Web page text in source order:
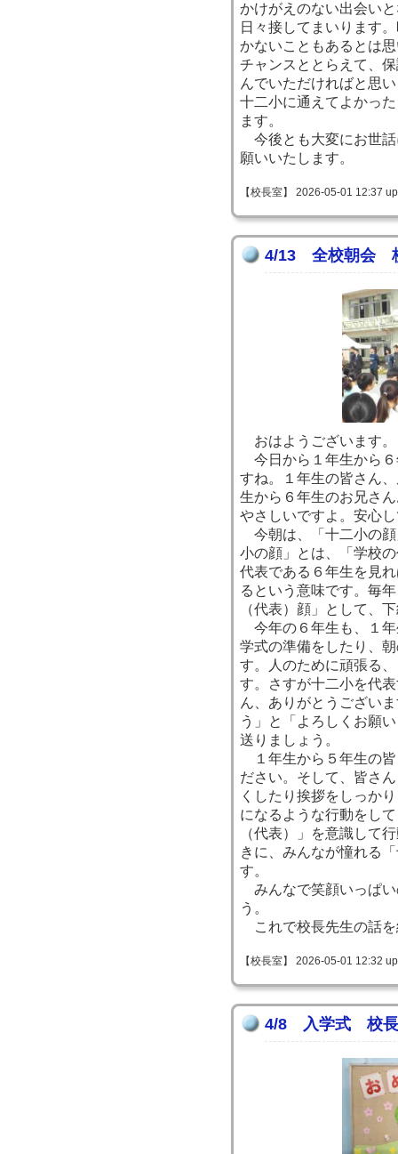
かけがえのない出会い
日々接してまいります
かないこともあるとは
チャンスととらえて、
んでいただければと思
十二小に通えてよかっ
ます。
今後とも大変にお世話
願いいたします。
【校長室】 2026-05-01 12:37
4/13 全校朝会
おはようございます。
今日から１年生から６
すね。１年生の皆さん
生から６年生のお兄さ
やさしいですよ。安心
今朝は、「十二小の顔
小の顔」とは、「学校
代表である６年生を見
るという意味です。毎
（代表）顔」として、
今年の６年生も、１年
学式の準備をしたり、
す。人のために頑張る
す。さすが十二小を代
ん、ありがとうござい
う」と「よろしくお願
送りましょう。
１年生から５年生の皆
ださい。そして、皆さ
くしたり挨拶をしっか
になるような行動をし
（代表）」を意識して
きに、みんなが憧れる
す。
みんなで笑顔いっぱ
う。
これで校長先生の話
【校長室】 2026-05-01 12:32
4/8 入学式 校長